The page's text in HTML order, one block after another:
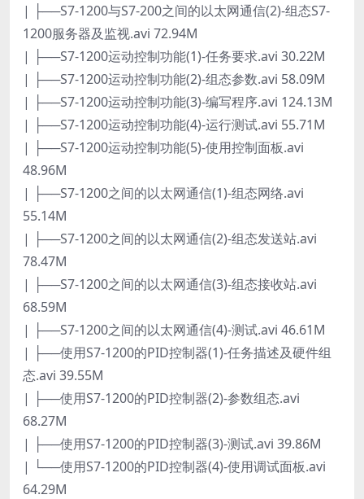
| ├──S7-1200与S7-200之间的以太网通信(2)-组态S7-
1200服务器及监视.avi 72.94M
| ├──S7-1200运动控制功能(1)-任务要求.avi 30.22M
| ├──S7-1200运动控制功能(2)-组态参数.avi 58.09M
| ├──S7-1200运动控制功能(3)-编写程序.avi 124.13M
| ├──S7-1200运动控制功能(4)-运行测试.avi 55.71M
| ├──S7-1200运动控制功能(5)-使用控制面板.avi
48.96M
| ├──S7-1200之间的以太网通信(1)-组态网络.avi
55.14M
| ├──S7-1200之间的以太网通信(2)-组态发送站.avi
78.47M
| ├──S7-1200之间的以太网通信(3)-组态接收站.avi
68.59M
| ├──S7-1200之间的以太网通信(4)-测试.avi 46.61M
| ├──使用S7-1200的PID控制器(1)-任务描述及硬件组
态.avi 39.55M
| ├──使用S7-1200的PID控制器(2)-参数组态.avi
68.27M
| ├──使用S7-1200的PID控制器(3)-测试.avi 39.86M
| └──使用S7-1200的PID控制器(4)-使用调试面板.avi
64.29M